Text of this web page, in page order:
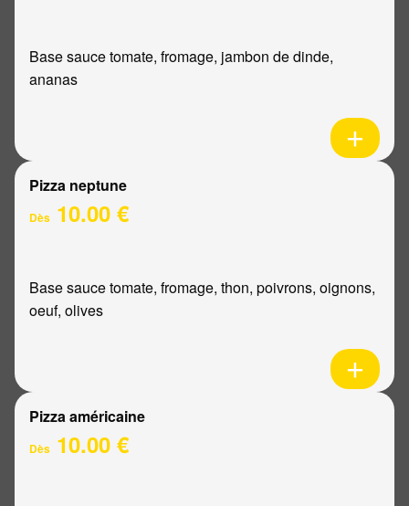
Base sauce tomate, fromage, jambon de dinde,
ananas
Pizza neptune
Dès 10.00 €
Base sauce tomate, fromage, thon, poivrons, oignons,
oeuf, olives
Pizza américaine
Dès 10.00 €